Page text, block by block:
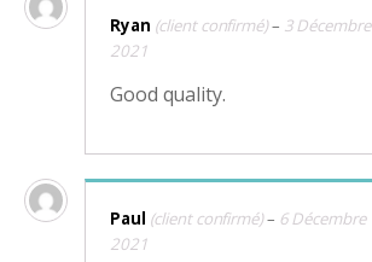
Ryan (client confirmé)– 3 Décembre
2021
Good quality.
Paul (client confirmé)– 6 Décembre
2021